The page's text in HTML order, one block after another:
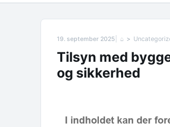
19. september 2025 ⌂
Tilsyn med
og sikkerhed